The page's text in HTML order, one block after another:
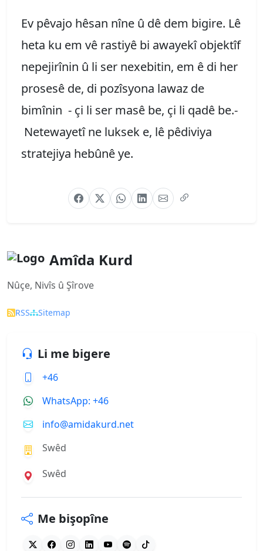
Ev pêvajo hêsan nîne û dê dem bigire. Lê
heta ku em vê rastiyê bi awayekî objektîf
nepejirînin û li ser nexebitin, em ê di her
prosesê de, di pozîsyona lawaz de
bimînin - çi li ser masê be, çi li qadê be.-
Netewayetî ne luksek e, lê pêdiviya
stratejiya hebûnê ye.
Amîda Kurd
Nûçe, Nivîs û Şîrove
RSS Sitemap
Li me bigere
+46
WhatsApp: +46
info@amidakurd.net
Swêd
Swêd
Me bişopîne